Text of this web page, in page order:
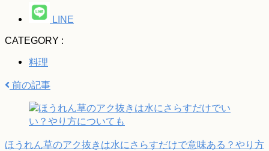
LINE
CATEGORY :
料理
前の記事
ほうれん草のアク抜きは水にさらすだけで意味ある？やり方